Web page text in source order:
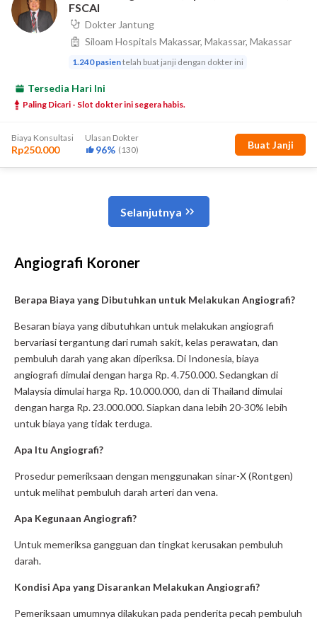
Angiografi Koroner
Berapa Biaya yang Dibutuhkan untuk Melakukan Angiografi?
Besaran biaya yang dibutuhkan untuk melakukan angiografi
bervariasi tergantung dari rumah sakit, kelas perawatan, dan
pembuluh darah yang akan diperiksa. Di Indonesia, biaya
angiografi dimulai dengan harga Rp. 4.750.000. Sedangkan di
Malaysia dimulai harga Rp. 10.000.000, dan di Thailand dimulai
dengan harga Rp. 23.000.000. Siapkan dana lebih 20-30% lebih
untuk biaya yang tidak terduga.
Apa Itu Angiografi?
Prosedur pemeriksaan dengan menggunakan sinar-X (Rontgen)
untuk melihat pembuluh darah arteri dan vena.
Apa Kegunaan Angiografi?
Untuk memeriksa gangguan dan tingkat kerusakan pembuluh
darah.
Kondisi Apa yang Disarankan Melakukan Angiografi?
Pemeriksaan umumnya dilakukan pada penderita pecah pembuluh